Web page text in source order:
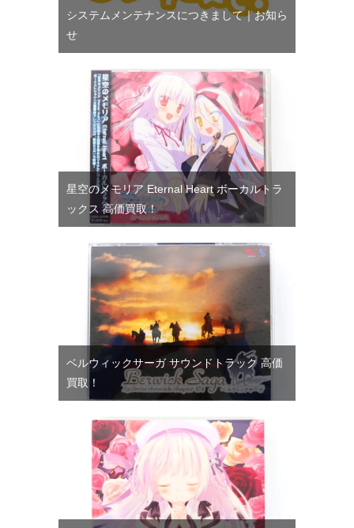
システムメンテナンスにつきまして｜お知ら
せ
星空のメモリア Eternal Heart ボーカルトラ
ックス 高価買取！
ベルウィックサーガ サウンドトラック 高価
買取！